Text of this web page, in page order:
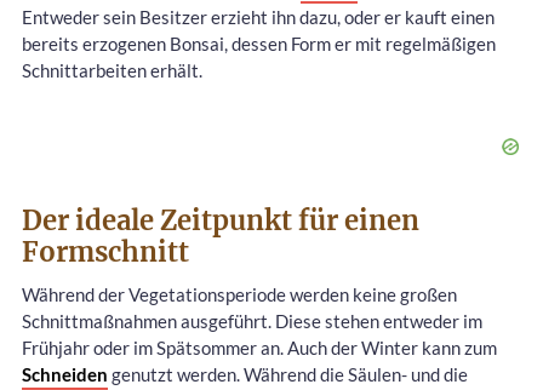
Entweder sein Besitzer erzieht ihn dazu, oder er kauft einen
bereits erzogenen Bonsai, dessen Form er mit regelmäßigen
Schnittarbeiten erhält.
Der ideale Zeitpunkt für einen
Formschnitt
Während der Vegetationsperiode werden keine großen
Schnittmaßnahmen ausgeführt. Diese stehen entweder im
Frühjahr oder im Spätsommer an. Auch der Winter kann zum
Schneiden genutzt werden. Während die Säulen- und die